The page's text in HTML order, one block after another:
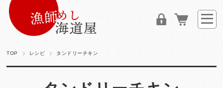
TOP レシピ タンドリーチキン